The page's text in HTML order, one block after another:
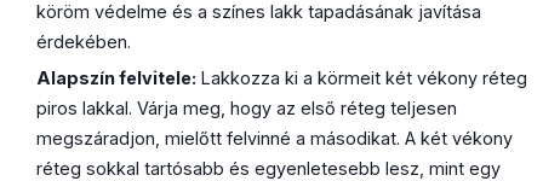
köröm védelme és a színes lakk tapadásának javítása
érdekében.
Alapszín felvitele: Lakkozza ki a körmeit két vékony réteg
piros lakkal. Várja meg, hogy az első réteg teljesen
megszáradjon, mielőtt felvinné a másodikat. A két vékony
réteg sokkal tartósabb és egyenletesebb lesz, mint egy